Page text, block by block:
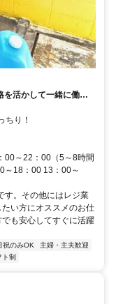
を活かして一緒に働き
ちり！
00～22：00（5～8時間
～18：00 13：00～
す。その他にはレジ業
い方にオススメのお仕
も安心してすぐに活躍
祝のみOK
主婦・主夫歓迎
ト制